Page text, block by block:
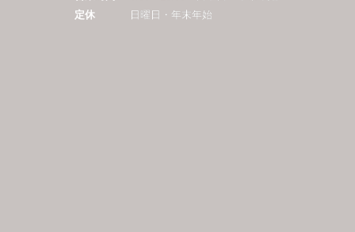
定休
日曜日・年末年始